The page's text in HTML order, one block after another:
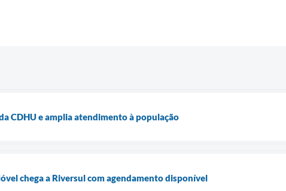
CDHU e amplia atendimento à população
chega a Riversul com agendamento disponível